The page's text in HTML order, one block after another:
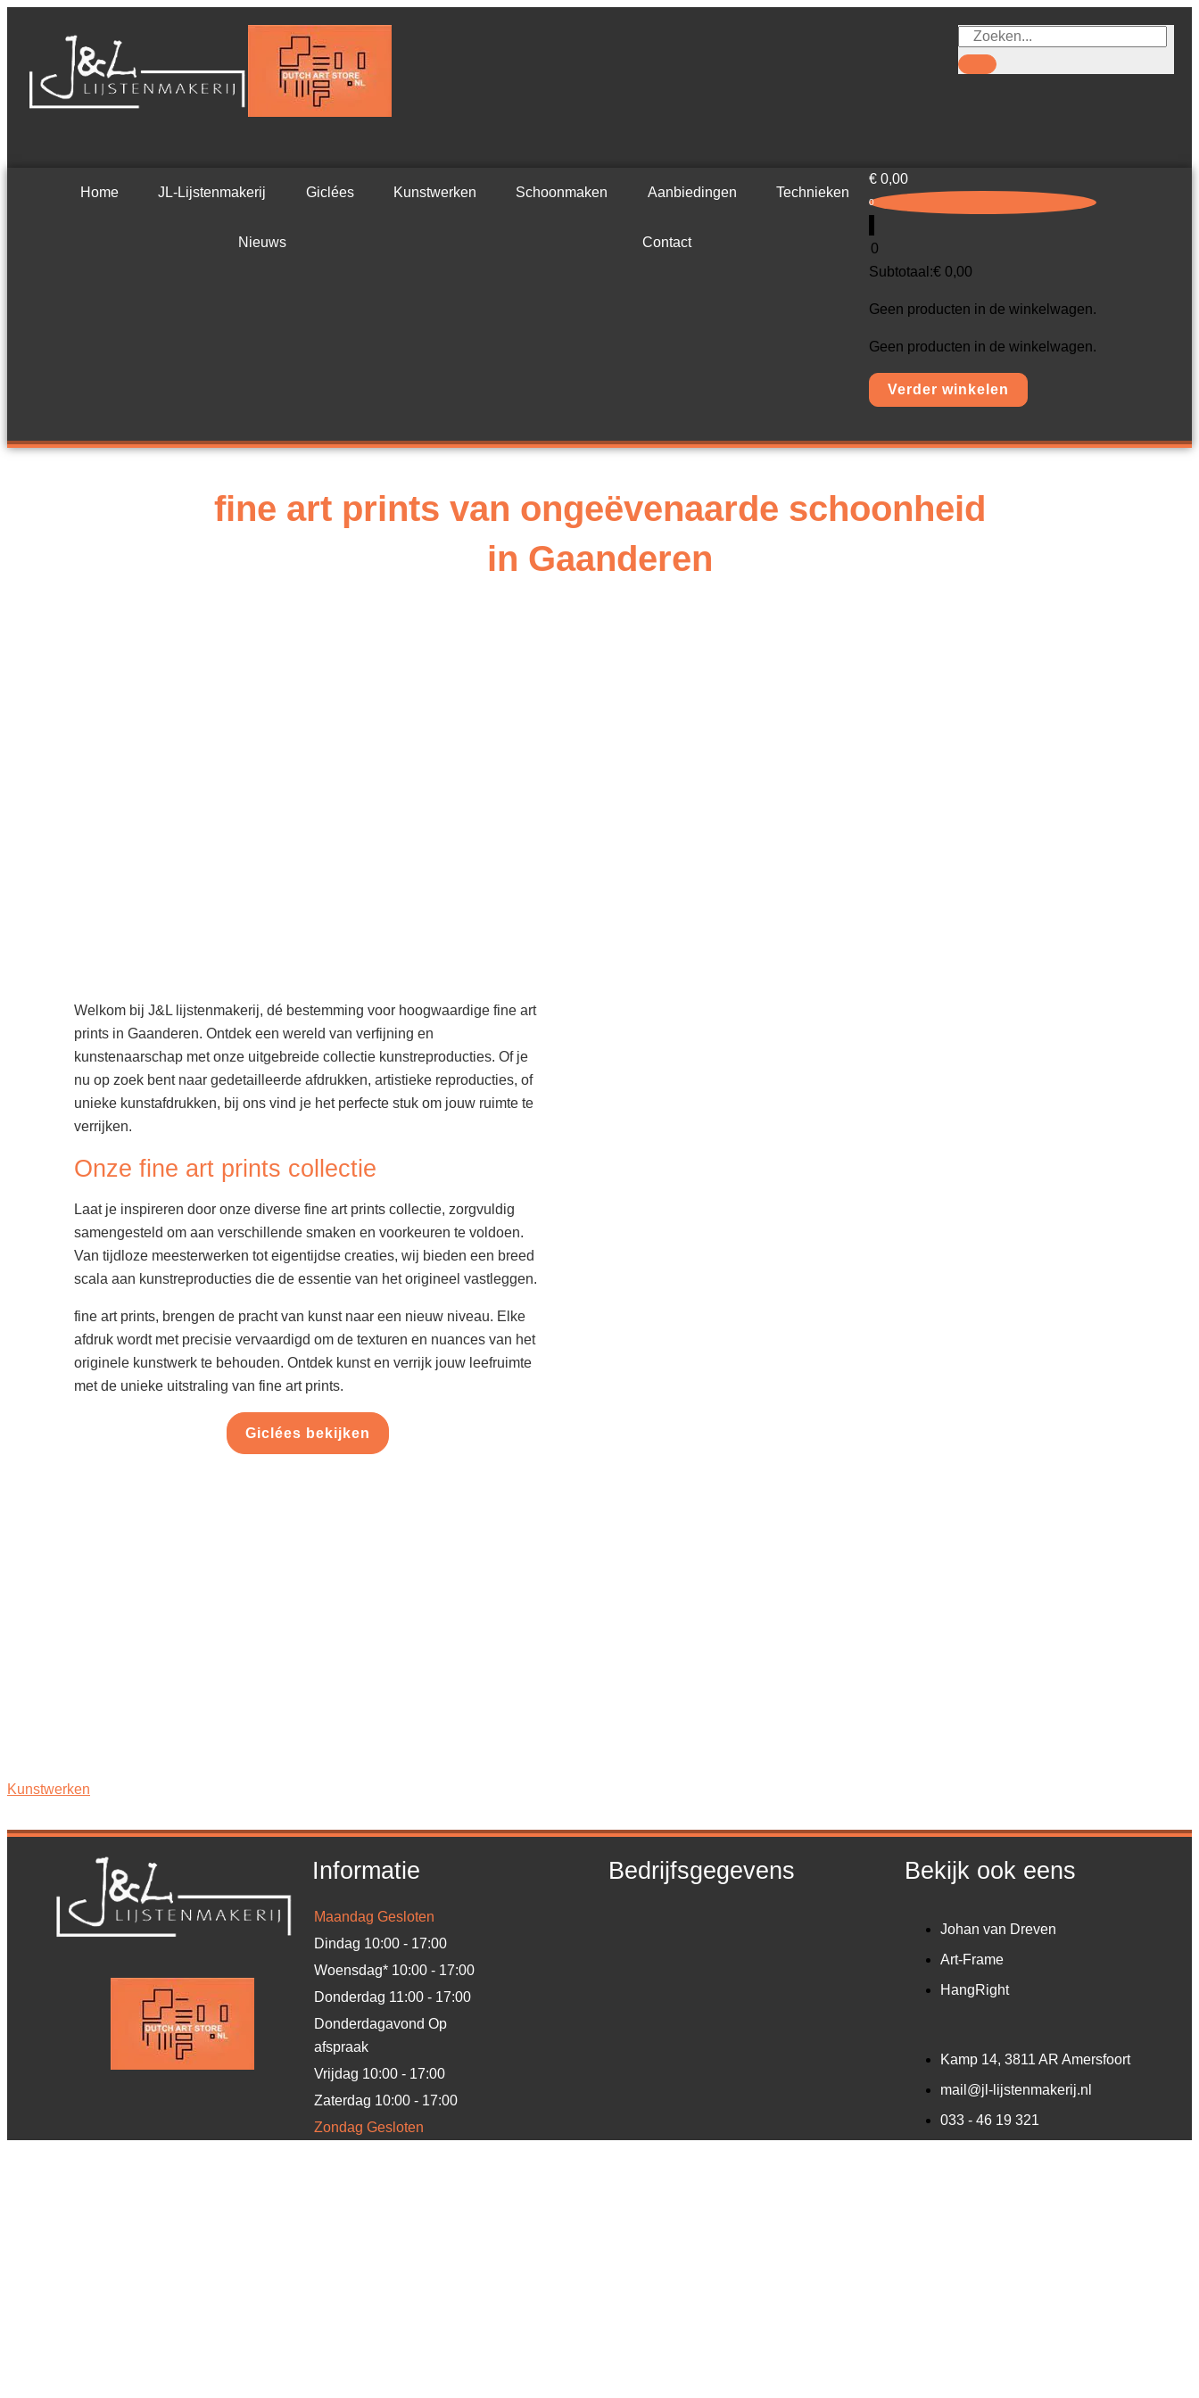
Ga
inhoud
Zoeken
Home JL-Lijstenmakerij Giclées Kunstwerken Schoonmaken Aanbiedingen Technieken
Nieuws Contact
€ 0,00
0
0
Subtotaal:€ 0,00
Geen producten in de winkelwagen.
Geen producten in de winkelwagen.
Verder winkelen
fine art prints van ongeëvenaarde schoonheid
in Gaanderen
Welkom bij J&L lijstenmakerij, dé bestemming voor hoogwaardige fine art
prints in Gaanderen. Ontdek een wereld van verfijning en
kunstenaarschap met onze uitgebreide collectie kunstreproducties. Of je
nu op zoek bent naar gedetailleerde afdrukken, artistieke reproducties, of
unieke kunstafdrukken, bij ons vind je het perfecte stuk om jouw ruimte te
verrijken.
Onze fine art prints collectie
Laat je inspireren door onze diverse fine art prints collectie, zorgvuldig
samengesteld om aan verschillende smaken en voorkeuren te voldoen.
Van tijdloze meesterwerken tot eigentijdse creaties, wij bieden een breed
scala aan kunstreproducties die de essentie van het origineel vastleggen.
fine art prints, brengen de pracht van kunst naar een nieuw niveau. Elke
afdruk wordt met precisie vervaardigd om de texturen en nuances van het
originele kunstwerk te behouden. Ontdek kunst en verrijk jouw leefruimte
met de unieke uitstraling van fine art prints.
Giclées bekijken
Kunstwerken
Informatie
Maandag Gesloten
Dindag 10:00 - 17:00
Woensdag* 10:00 - 17:00
Donderdag 11:00 - 17:00
Donderdagavond Op
afspraak
Vrijdag 10:00 - 17:00
Zaterdag 10:00 - 17:00
Zondag Gesloten
Bedrijfsgegevens Bekijk ook eens
Johan van Dreven
Art-Frame
HangRight
Kamp 14, 3811 AR Amersfoort
mail@jl-lijstenmakerij.nl
033 - 46 19 321